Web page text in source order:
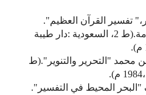
تفسير القرآن العظيم".
المحقق: سامي بن محمد سلامة.(ط 2، السعودية :دار طيبة
محمد "التحرير والتنوير".(ط
"البحر المحيط في التفسير".